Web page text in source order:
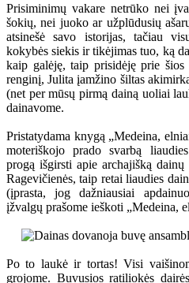
Prisiminimų vakare netrūko nei
šokių, nei juoko ar užplūdusių
atsinešė savo istorijas, tačiau
kokybės siekis ir tikėjimas tuo, ką
kaip galėję, taip prisidėję prie
renginį, Julita įamžino šiltas
(net per mūsų pirmą dainą uoliai
dainavome.
Pristatydama knygą „Medeina,
moteriškojo prado svarbą
progą išgirsti apie archajišką
Ragevičienės, taip retai liaudies
(įprasta, jog dažniausiai
įžvalgų prašome ieškoti „Medeina,
Po to laukė ir tortas! Visi
grojome. Buvusios ratiliokės